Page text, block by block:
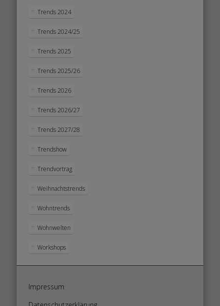
Trends 2024
Trends 2024/25
Trends 2025
Trends 2025/26
Trends 2026
Trends 2026/27
Trends 2027/28
Trendshow
Trendvortrag
Weihnachtstrends
Wohntrends
Wohnwelten
Workshops
Impressum